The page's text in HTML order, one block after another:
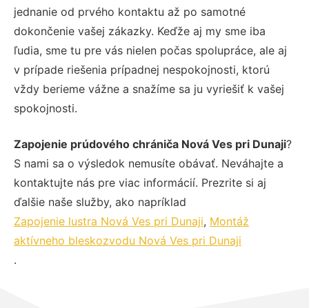
jednanie od prvého kontaktu až po samotné
dokončenie vašej zákazky. Keďže aj my sme iba
ľudia, sme tu pre vás nielen počas spolupráce, ale aj
v prípade riešenia prípadnej nespokojnosti, ktorú
vždy berieme vážne a snažíme sa ju vyriešiť k vašej
spokojnosti.
Zapojenie prúdového chrániča Nová Ves pri Dunaji?
S nami sa o výsledok nemusíte obávať. Neváhajte a
kontaktujte nás pre viac informácií. Prezrite si aj
ďalšie naše služby, ako napríklad
Zapojenie lustra Nová Ves pri Dunaji, Montáž
aktívneho bleskozvodu Nová Ves pri Dunaji
.